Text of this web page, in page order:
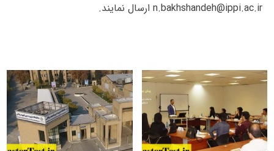
n.bakhshandeh@ippi.ac.ir ارسال نمایند.